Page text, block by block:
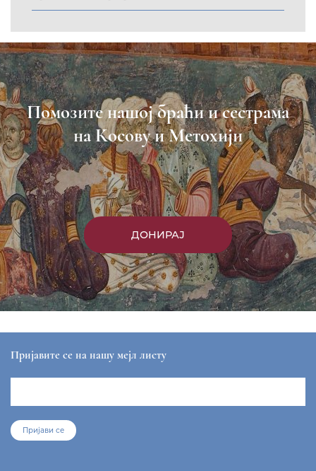
Помозите нашој браћи и сестрама
на Косову и Метохији
ДОНИРАЈ
Пријавите се на нашу мејл листу
Пријави се